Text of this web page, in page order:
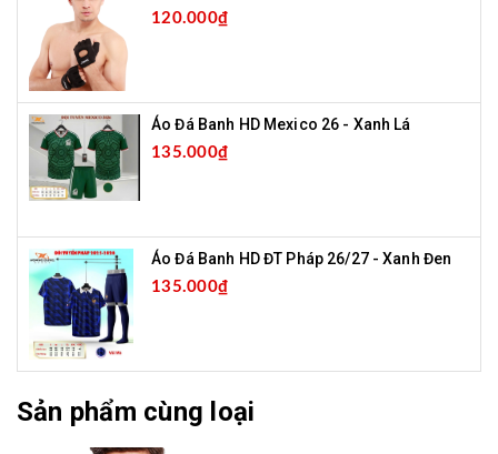
120.000₫
Áo Đá Banh HD Mexico 26 - Xanh Lá
135.000₫
Áo Đá Banh HD ĐT Pháp 26/27 - Xanh Đen
135.000₫
Sản phẩm cùng loại